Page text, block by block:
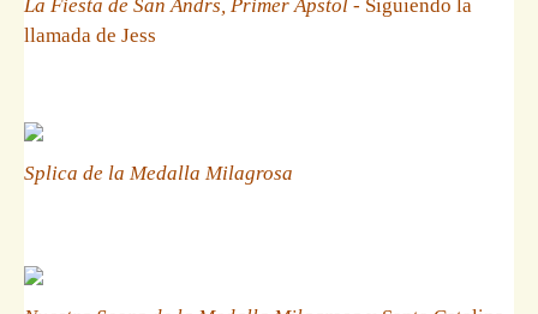
La Fiesta de San Andrs, Primer Apstol - Siguiendo la
llamada de Jess
Splica de la Medalla Milagrosa